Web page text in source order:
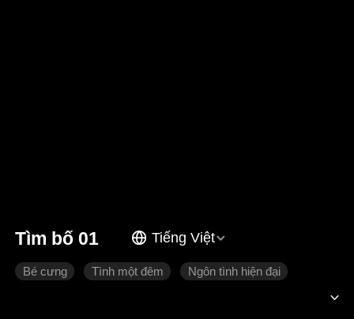
Tìm bố 01 Tiếng Việt
Bé cưng Tình một đêm Ngôn tình hiện đại